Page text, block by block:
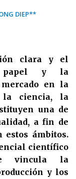
DIEP**
clara y el
papel y la
en la
la ciencia, la
una de
a fin de
estos ámbitos.
científico
vincula la
y los